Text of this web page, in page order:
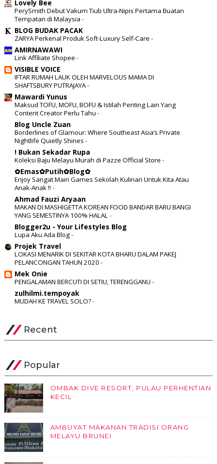
Lovely Bee
PerySmith Debut Vakum Tiub Ultra-Nipis Pertama Buatan
Tempatan di Malaysia -
BLOG BUDAK PACAK
ZARYA Perkenal Produk Soft-Luxury Self-Care -
AMIRNAWAWI
Link Affiliate Shopee -
VISIBLE VOICE
IFTAR RUMAH LAUK OLEH MARVELOUS MAMA DI
SHAFTSBURY PUTRAJAYA-
Mawardi Yunus
Maksud TOFU, MOFU, BOFU & Istilah Penting Lain Yang
Content Creator Perlu Tahu -
Blog Uncle Zuan
Borderlines of Glamour: Where Southeast Asia’s Private
Nightlife Quietly Shines -
! Bukan Sekadar Rupa
Koleksi Baju Melayu Murah di Pazze Official Store -
✿Emas✿Putih✿Blog✿
Enjoy Sangat Main Games Sekolah Kulinari Untuk Kita Atau
Anak-Anak !! -
Ahmad Fauzi Aryaan
MAKAN DI MASHIGETTA KOREAN FOOD BANDAR BARU BANGI
YANG SEMESTINYA 100% HALAL-
Blogger2u - Your Lifestyles Blog
Lupa Aku Ada Blog-
Projek Travel
LOKASI MENARIK DI SEKITAR KOTA BHARU DALAM PAKEJ
PELANCONGAN TAHUN 2020 -
Mek Onie
PENGALAMAN BERCUTI DI SETIU, TERENGGANU -
zulhilmi.tempoyak
MUDAH KE TRAVEL SOLO?-
Recent
Popular
OMBAK DIVE RESORT, PULAU PERHENTIAN
KECIL
AMBUYAT MAKANAN TRADISI ORANG
MELAYU BRUNEI